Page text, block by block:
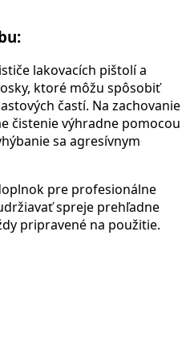
lakovacích pištolí a
ktoré môžu spôsobiť
častí. Na zachovanie
čistenie výhradne pomocou
sa agresívnym
pre profesionálne
spreje prehľadne
pripravené na použitie.